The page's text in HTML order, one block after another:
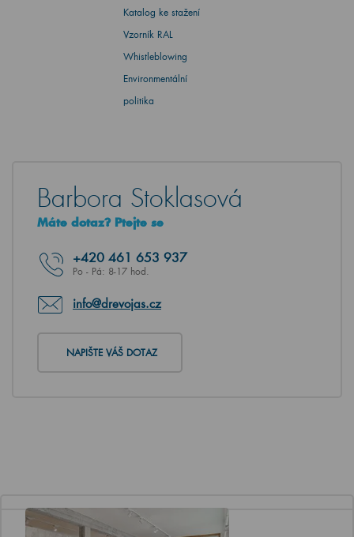
Katalog ke stažení
Vzorník RAL
Whistleblowing
Environmentální
politika
Barbora Stoklasová
Máte dotaz? Ptejte se
+420 461 653 937
Po - Pá: 8-17 hod.
info@drevojas.cz
NAPIŠTE VÁŠ DOTAZ